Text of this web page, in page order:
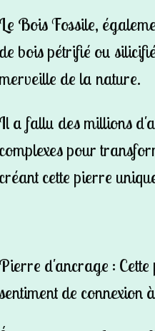
Le Bois Fossile,
de bois pétrifié ou
merveille de la nature.
Il a fallu des millions
complexes pour
créant cette pierre
Pierre d'ancrage :
sentiment de connexion